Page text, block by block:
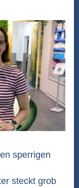
sperrigen
steckt grob